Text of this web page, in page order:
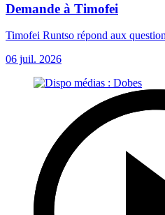
Demande à Timofei
Timofei Runtso répond aux
06 juil. 2026